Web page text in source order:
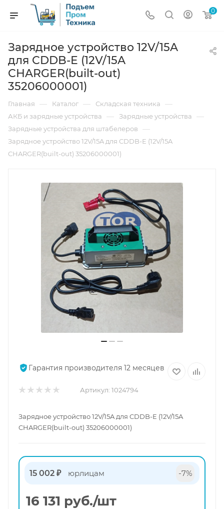
0
Зарядное устройство 12V/15A
для CDDB-E (12V/15A
CHARGER(built-out)
35206000001)
Главная — Каталог — Складская техника —
АКБ и зарядные устройства — Зарядные устройства —
Зарядные устройства для штабелеров —
Зарядное устройство 12V/15A для CDDB-E (12V/15A
CHARGER(built-out) 35206000001)
Гарантия производителя 12 месяцев
Артикул: 1024794
Зарядное устройство 12V/15A для CDDB-E (12V/15A
CHARGER(built-out) 35206000001)
15 002 ₽ юрлицам -7%
16 131 руб./шт